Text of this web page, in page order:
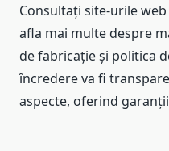
Consultați site-urile
afla mai multe despre
de fabricație și politica
încredere va fi
aspecte, oferind